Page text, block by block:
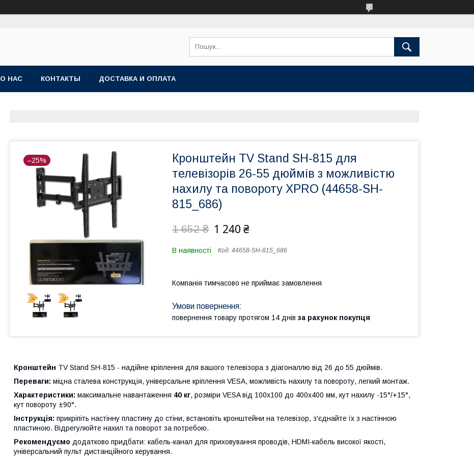
О НАС КОНТАКТЫ ДОСТАВКА И ОПЛАТА
–25%
Кронштейн TV Stand SH-815 для
телевізорів 26-55 дюймів з можливістю
нахилу та повороту XPRO (44658-SH-
815_686)
1 652 ₴ 1 240 ₴
В наявності Код: 44658-SH-815_686
Компанія тимчасово не приймає замовлення
повернення товару протягом 14 днів за рахунок покупця
Кронштейн TV Stand SH-815 - надійне кріплення для вашого телевізора з діагоналлю від 26 до 55 дюймів.
Переваги: міцна сталева конструкція, універсальне кріплення VESA, можливість нахилу та повороту, легкий монтаж.
Характеристики: максимальне навантаження 40 кг, розміри VESA від 100x100 до 400x400 мм, кут нахилу -15°/+15°,
кут повороту ±90°.
Інструкція: прикріпіть настінну пластину до стіни, встановіть кронштейни на телевізор, з'єднайте їх з настінною
пластиною. Відрегулюйте нахил та поворот за потребою.
Рекомендуємо додатково придбати: кабель-канал для приховування проводів, HDMI-кабель високої якості,
універсальний пульт дистанційного керування.